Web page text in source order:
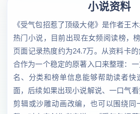
小说资料
《受气包招惹了顶级大佬》是作者王
热门小说，目前出现在女频阅读榜，
页面记录热度约为24.7万。从资料卡
合作为一个稳定的原著入口来整理：
名、分类和榜单信息能够帮助读者快
面，后续如果出现小说解说、一口气
剪辑或沙雕动画改编，也可以围绕同